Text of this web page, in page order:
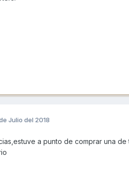
de Julio del 2018
a punto de comprar una